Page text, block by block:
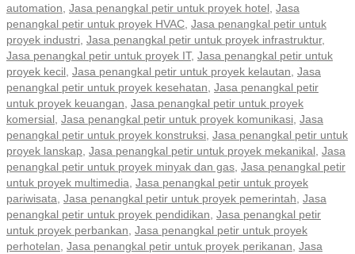
automation, Jasa penangkal petir untuk proyek hotel, Jasa
penangkal petir untuk proyek HVAC, Jasa penangkal petir untuk
proyek industri, Jasa penangkal petir untuk proyek infrastruktur,
Jasa penangkal petir untuk proyek IT, Jasa penangkal petir untuk
proyek kecil, Jasa penangkal petir untuk proyek kelautan, Jasa
penangkal petir untuk proyek kesehatan, Jasa penangkal petir
untuk proyek keuangan, Jasa penangkal petir untuk proyek
komersial, Jasa penangkal petir untuk proyek komunikasi, Jasa
penangkal petir untuk proyek konstruksi, Jasa penangkal petir untuk
proyek lanskap, Jasa penangkal petir untuk proyek mekanikal, Jasa
penangkal petir untuk proyek minyak dan gas, Jasa penangkal petir
untuk proyek multimedia, Jasa penangkal petir untuk proyek
pariwisata, Jasa penangkal petir untuk proyek pemerintah, Jasa
penangkal petir untuk proyek pendidikan, Jasa penangkal petir
untuk proyek perbankan, Jasa penangkal petir untuk proyek
perhotelan, Jasa penangkal petir untuk proyek perikanan, Jasa